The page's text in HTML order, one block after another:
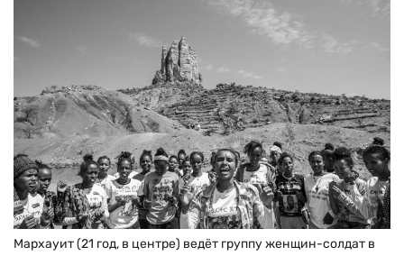
Мархауит (21 год, в центре) ведёт группу женщин-солдат в